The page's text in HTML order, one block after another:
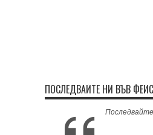
ПОСЛЕДВАЙТЕ НИ ВЪВ